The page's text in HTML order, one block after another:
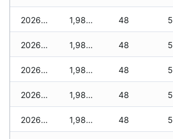
2026-02-13 1,980 zł 48
2026-02-12 1,980 zł 48
2026-02-11 1,980 zł 48
2026-02-10 1,980 zł 48
2026-02-09 1,980 zł 48